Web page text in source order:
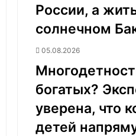
России, а
солнечном
05.08.2026
богатых?
уверена, что
детей